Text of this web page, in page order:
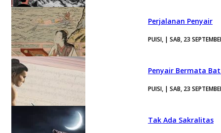
Perjalanan Penyair
PUISI, | SAB, 23
Penyair Bermata
PUISI, | SAB, 23
Tak Ada Sakralitas